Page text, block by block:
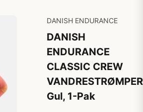
DANISH ENDURANCE
DANISH
ENDURANCE
CLASSIC CREW
Gul, 1-Pak